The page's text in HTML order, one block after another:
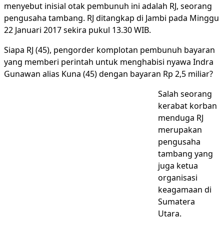
menyebut inisial otak pembunuh ini adalah RJ, seorang
pengusaha tambang. RJ ditangkap di Jambi pada Minggu
22 Januari 2017 sekira pukul 13.30 WIB.
Siapa RJ (45), pengorder komplotan pembunuh bayaran
yang memberi perintah untuk menghabisi nyawa Indra
Gunawan alias Kuna (45) dengan bayaran Rp 2,5 miliar?
Salah seorang
kerabat korban
menduga RJ
merupakan
pengusaha
tambang yang
juga ketua
organisasi
keagamaan di
Sumatera
Utara.